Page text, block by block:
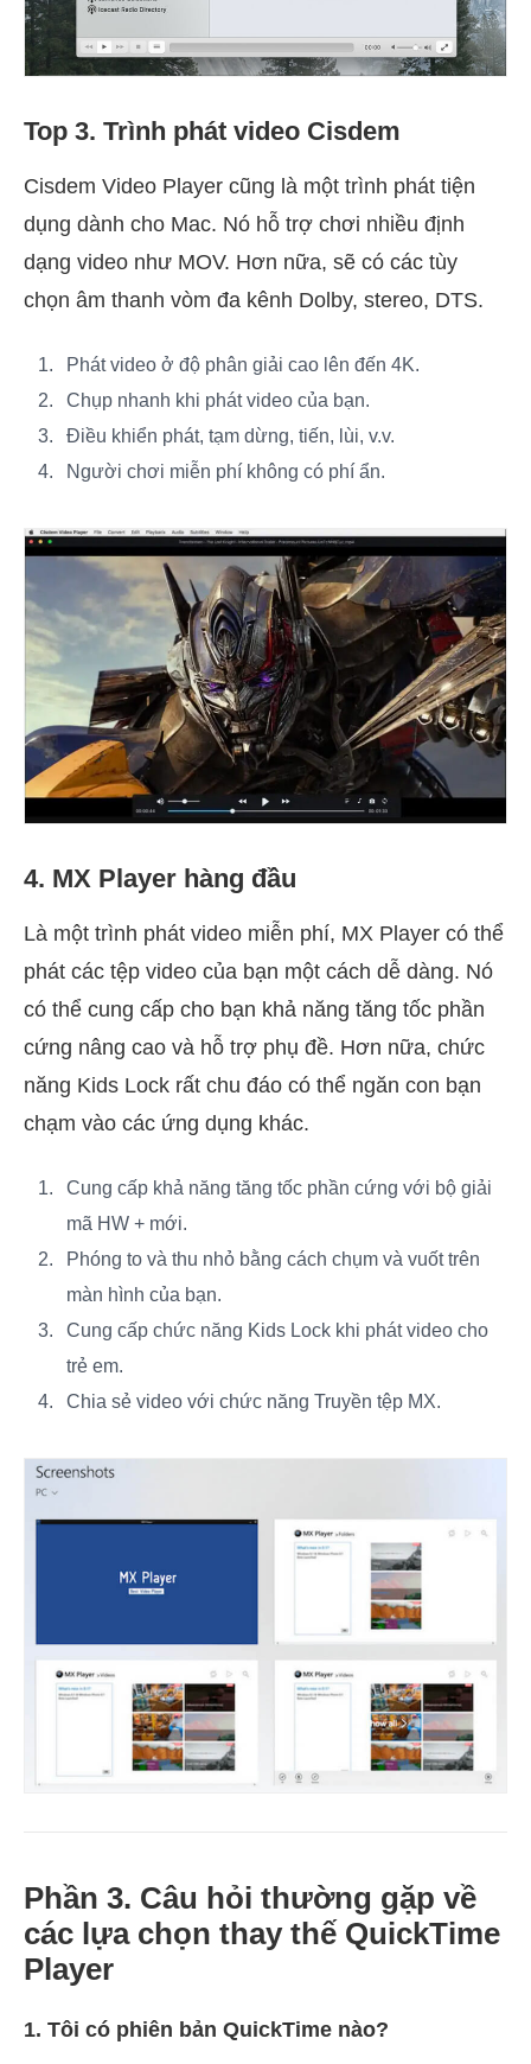
Top 3. Trình phát video Cisdem
Cisdem Video Player cũng là một trình phát tiện
dụng dành cho Mac. Nó hỗ trợ chơi nhiều định
dạng video như MOV. Hơn nữa, sẽ có các tùy
chọn âm thanh vòm đa kênh Dolby, stereo, DTS.
Phát video ở độ phân giải cao lên đến 4K.
Chụp nhanh khi phát video của bạn.
Điều khiển phát, tạm dừng, tiến, lùi, v.v.
Người chơi miễn phí không có phí ẩn.
4. MX Player hàng đầu
Là một trình phát video miễn phí, MX Player có thể
phát các tệp video của bạn một cách dễ dàng. Nó
có thể cung cấp cho bạn khả năng tăng tốc phần
cứng nâng cao và hỗ trợ phụ đề. Hơn nữa, chức
năng Kids Lock rất chu đáo có thể ngăn con bạn
chạm vào các ứng dụng khác.
Cung cấp khả năng tăng tốc phần cứng với bộ giải
mã HW + mới.
Phóng to và thu nhỏ bằng cách chụm và vuốt trên
màn hình của bạn.
Cung cấp chức năng Kids Lock khi phát video cho
trẻ em.
Chia sẻ video với chức năng Truyền tệp MX.
Phần 3. Câu hỏi thường gặp về
các lựa chọn thay thế QuickTime
Player
1. Tôi có phiên bản QuickTime nào?